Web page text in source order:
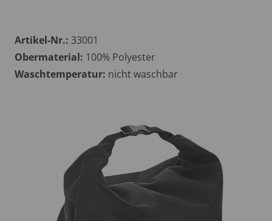
Artikel-Nr.: 33001
Obermaterial: 100% Polyester
Waschtemperatur: nicht waschbar